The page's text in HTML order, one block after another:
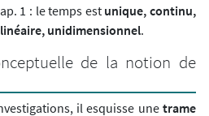
1 : le temps est unique, continu,
unidimensionnel.
de la notion de
il esquisse une trame